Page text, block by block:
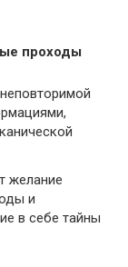
проходы
желание
и
в себе тайны